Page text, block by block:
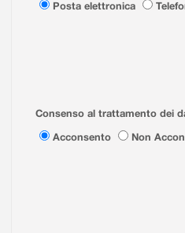
Posta elettronica
Consenso al trattamento dei
Acconsento
Non